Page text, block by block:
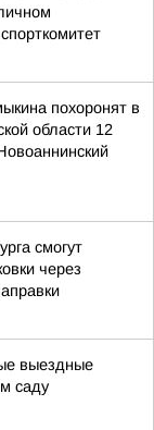
похоронят в
области 12
смогут
через
выездные
саду